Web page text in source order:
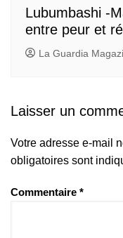
Lubumbashi -
entre peur et
La Guardia
Laisser un
Votre adresse e-mail
obligatoires sont
Commentaire *